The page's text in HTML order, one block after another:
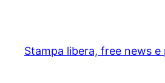
content
Stampa libera, free news